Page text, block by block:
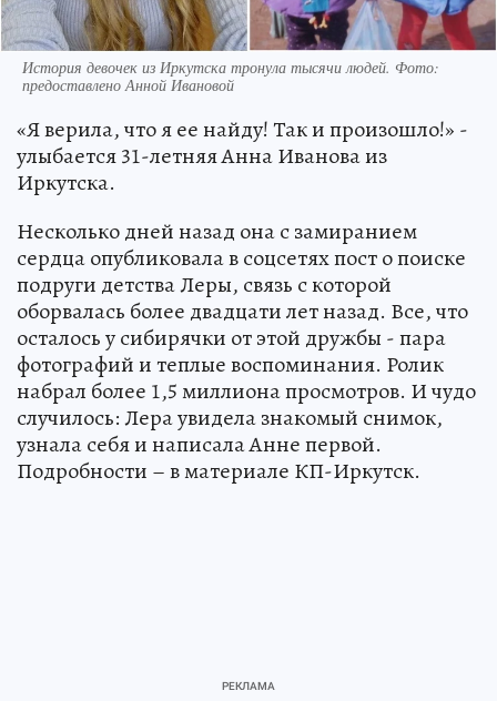
История девочек из Иркутска тронула тысячи людей. Фото:
предоставлено Анной Ивановой
«Я верила, что я ее найду! Так и произошло!» -
улыбается 31-летняя Анна Иванова из
Иркутска.
Несколько дней назад она с замиранием
сердца опубликовала в соцсетях пост о поиске
подруги детства Леры, связь с которой
оборвалась более двадцати лет назад. Все, что
осталось у сибирячки от этой дружбы - пара
фотографий и теплые воспоминания. Ролик
набрал более 1,5 миллиона просмотров. И чудо
случилось: Лера увидела знакомый снимок,
узнала себя и написала Анне первой.
Подробности – в материале КП-Иркутск.